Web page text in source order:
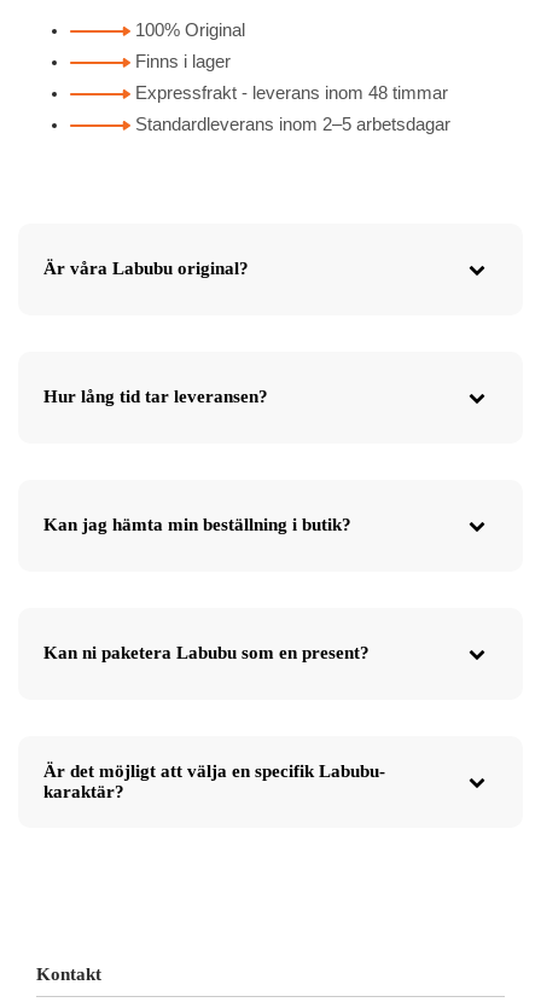
100% Original
Finns i lager
Expressfrakt - leverans inom 48 timmar
Standardleverans inom 2–5 arbetsdagar
Är våra Labubu original?
Hur lång tid tar leveransen?
Kan jag hämta min beställning i butik?
Kan ni paketera Labubu som en present?
Är det möjligt att välja en specifik Labubu-
karaktär?
Kontakt